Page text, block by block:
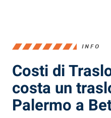
INFO
Costi di
costa un
Palermo a